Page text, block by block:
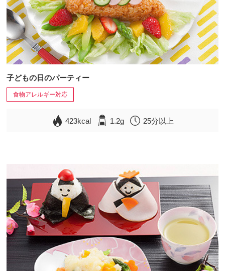
子どもの日のパーティー
食物アレルギー対応
423kcal 1.2g 25分以上